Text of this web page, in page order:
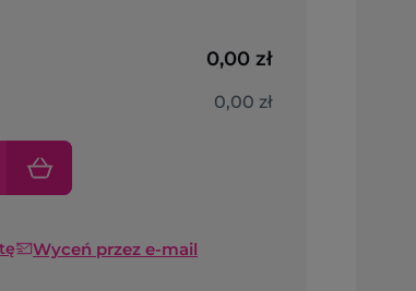
0,00 zł
0,00 zł
Wyceń przez e-mail